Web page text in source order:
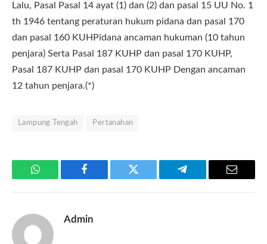
Lalu, Pasal Pasal 14 ayat (1) dan (2) dan pasal 15 UU No. 1
th 1946 tentang peraturan hukum pidana dan pasal 170
dan pasal 160 KUHPidana ancaman hukuman (10 tahun
penjara) Serta Pasal 187 KUHP dan pasal 170 KUHP,
Pasal 187 KUHP dan pasal 170 KUHP Dengan ancaman
12 tahun penjara.(*)
Lampung Tengah Pertanahan
WhatsApp Facebook Twitter Telegram Email
Admin